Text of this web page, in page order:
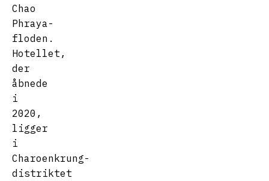
Chao
Phraya-
floden.
Hotellet,
der
åbnede
i
2020,
ligger
i
Charoenkrung-
distriktet